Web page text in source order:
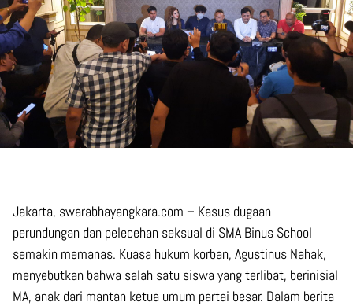
Jakarta, swarabhayangkara.com – Kasus dugaan
perundungan dan pelecehan seksual di SMA Binus School
semakin memanas. Kuasa hukum korban, Agustinus Nahak,
menyebutkan bahwa salah satu siswa yang terlibat, berinisial
MA, anak dari mantan ketua umum partai besar. Dalam berita